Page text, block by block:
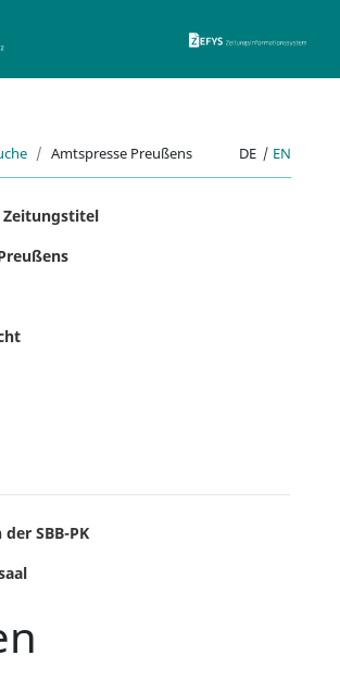
Amtspresse Preußens DE | EN
SBB-PK